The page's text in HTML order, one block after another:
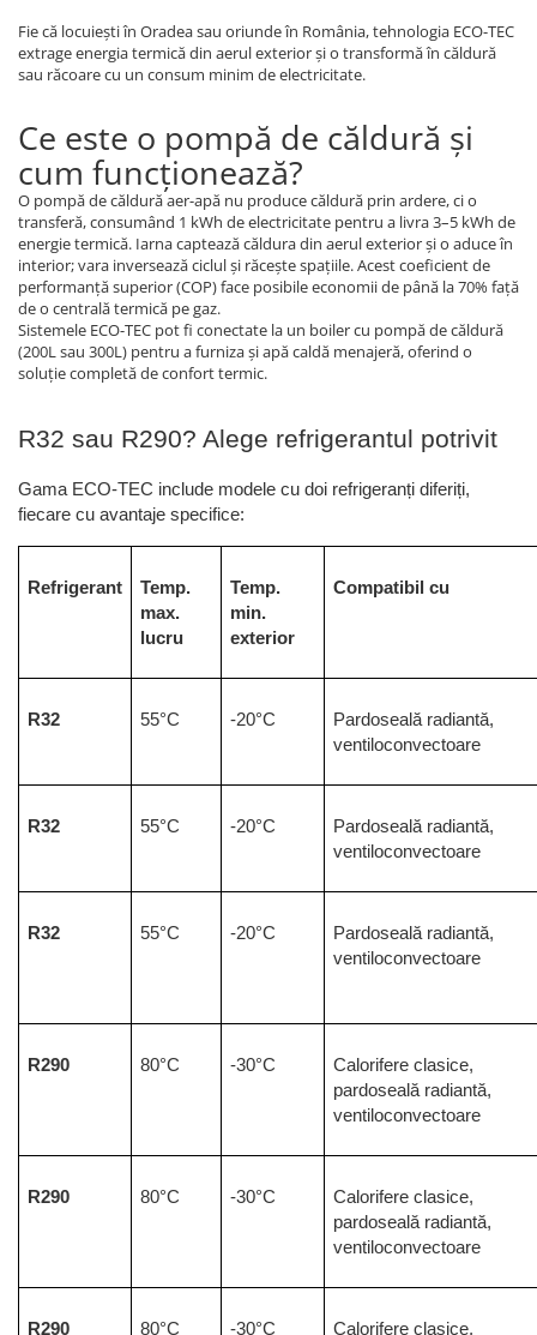
Fie că locuiești în Oradea sau oriunde în România, tehnologia ECO-TEC
extrage energia termică din aerul exterior și o transformă în căldură
sau răcoare cu un consum minim de electricitate.
Ce este o pompă de căldură și
cum funcționează?
O pompă de căldură aer-apă nu produce căldură prin ardere, ci o
transferă, consumând 1 kWh de electricitate pentru a livra 3–5 kWh de
energie termică. Iarna captează căldura din aerul exterior și o aduce în
interior; vara inversează ciclul și răcește spațiile. Acest coeficient de
performanță superior (COP) face posibile economii de până la 70% față
de o centrală termică pe gaz.
Sistemele ECO-TEC pot fi conectate la un boiler cu pompă de căldură
(200L sau 300L) pentru a furniza și apă caldă menajeră, oferind o
soluție completă de confort termic.
R32 sau R290? Alege refrigerantul potrivit
Gama ECO-TEC include modele cu doi refrigeranți diferiți,
fiecare cu avantaje specifice:
Refrigerant
Temp.
max.
lucru
Temp.
min.
exterior
Compatibil cu
R32 55°C -20°C
Pardoseală radiantă,
ventiloconvectoare
R32 55°C -20°C
Pardoseală radiantă,
ventiloconvectoare
R32 55°C -20°C
Pardoseală radiantă,
ventiloconvectoare
R290 80°C -30°C
Calorifere clasice,
pardoseală radiantă,
ventiloconvectoare
R290 80°C -30°C
Calorifere clasice,
pardoseală radiantă,
ventiloconvectoare
R290 80°C -30°C Calorifere clasice,